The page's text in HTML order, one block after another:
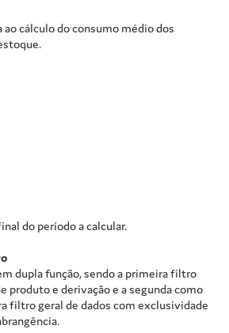
ao cálculo do consumo médio dos
do período a calcular.
dupla função, sendo a primeira filtro
produto e derivação e a segunda como
filtro geral de dados com exclusividade